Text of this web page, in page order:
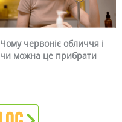
Чому червоніє обличчя і
чи можна це прибрати